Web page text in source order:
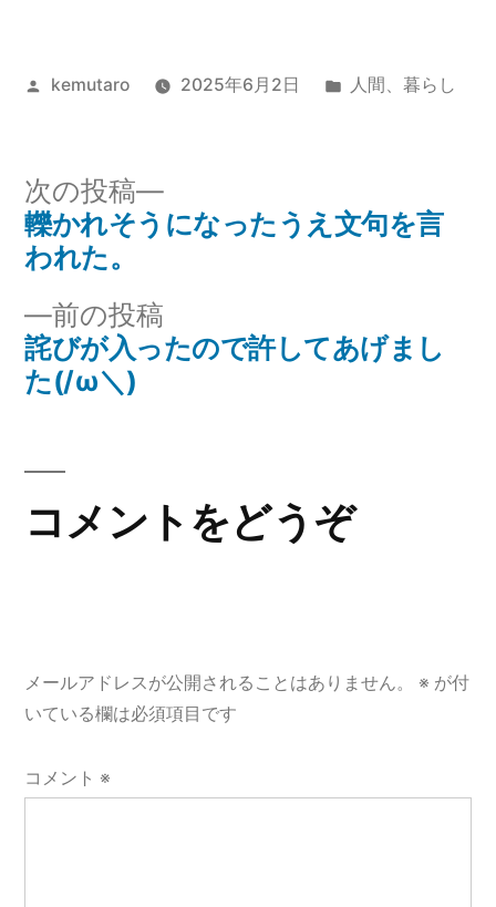
投
kemutaro 2025年6月2日
カ
ー:
人間、暮らし
投
ナ
ビ
シ
前の投稿
の
詫びが入ったので許してあげまし
た(/ω＼)
次の投稿
次
の
轢かれそうになったうえ文句を言
われた。
コメントをどうぞ
メールアドレスが公開されることはありません。 ※ が付
いている欄は必須項目です
コメント ※